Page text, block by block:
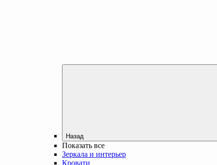
Назад
Показать все
Зеркала и интерьер
Кровати